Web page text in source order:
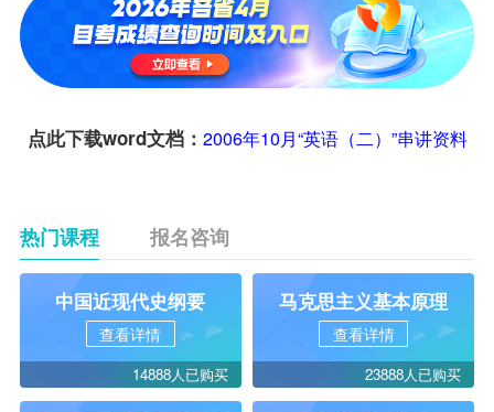
点此下载word文档： 2006年10月“英语（二）”串讲资料
热门课程 报名咨询
中国近现代史纲要
查看详情
14888人已购买
马克思主义基本原理
查看详情
23888人已购买